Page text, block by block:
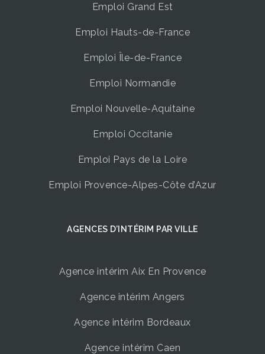
Emploi Grand Est
Emploi Hauts-de-France
Emploi Île-de-France
Emploi Normandie
Emploi Nouvelle-Aquitaine
Emploi Occitanie
Emploi Pays de la Loire
Emploi Provence-Alpes-Côte d’Azur
AGENCES D’INTÉRIM ​PAR VILLE
Agence intérim Aix En Provence
Agence intérim Angers
Agence intérim Bordeaux
Agence intérim Caen